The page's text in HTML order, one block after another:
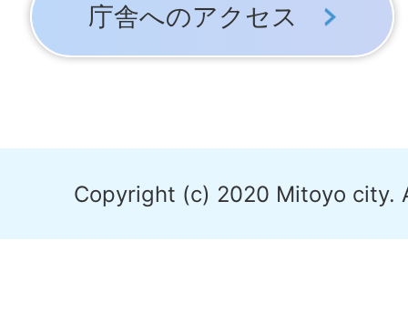
庁舎へのアクセス
Copyright (c) 2020 Mitoyo city.